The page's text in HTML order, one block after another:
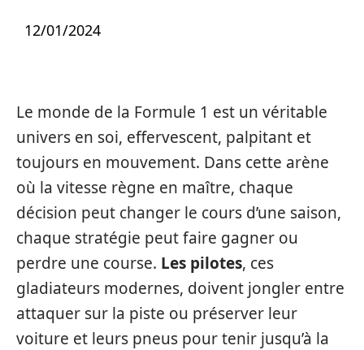
12/01/2024
Le monde de la Formule 1 est un véritable
univers en soi, effervescent, palpitant et
toujours en mouvement. Dans cette arène
où la vitesse règne en maître, chaque
décision peut changer le cours d’une saison,
chaque stratégie peut faire gagner ou
perdre une course. Les pilotes, ces
gladiateurs modernes, doivent jongler entre
attaquer sur la piste ou préserver leur
voiture et leurs pneus pour tenir jusqu’à la